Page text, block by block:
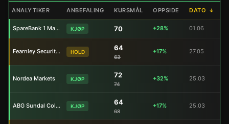
ANALYTIKER ANBEFALING KURSMÅL OPPSIDE DATO ↓
SpareBank 1 Markets KJØP 70 +28% 01.06
Fearnley Securities HOLD 64
63
+17% 27.05
Nordea Markets KJØP 72
74
+32% 25.03
ABG Sundal Collier KJØP 64
68
+17% 25.03